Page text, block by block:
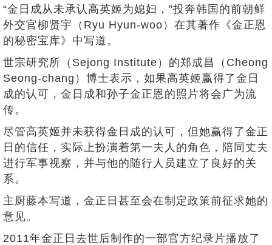
“金日成从未承认高英姬为媳妇，”投奔韩国的前朝鲜
外交官柳贤宇（Ryu Hyun-woo）在其著作《金正恩
的秘密宝库》中写道。
世宗研究所（Sejong Institute）的郑成昌（Cheong
Seong-chang）博士表示，如果高英姬赢得了金日
成的认可，金日成和孙子金正恩的照片将会广为流
传。
尽管高英姬并未获得金日成的认可，但她赢得了金正
日的信任，实际上扮演着第一夫人的角色，陪同丈夫
进行军事视察，并与他的随行人员建立了良好的关
系。
主厨藤本写道，金正日甚至会在制定政策前征求她的
意见。
2011年金正日去世后制作的一部官方纪录片播放了